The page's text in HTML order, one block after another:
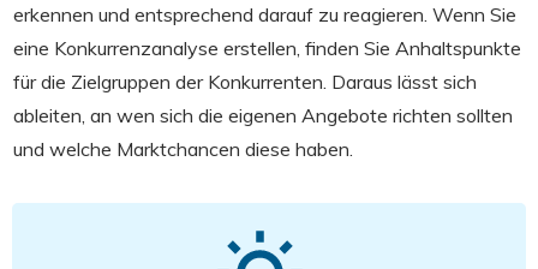
erkennen und entsprechend darauf zu reagieren. Wenn Sie
eine Konkurrenzanalyse erstellen, finden Sie Anhaltspunkte
für die Zielgruppen der Konkurrenten. Daraus lässt sich
ableiten, an wen sich die eigenen Angebote richten sollten
und welche Marktchancen diese haben.